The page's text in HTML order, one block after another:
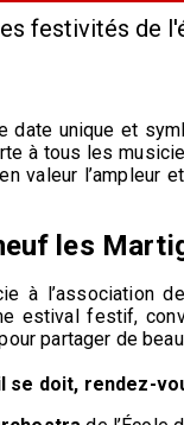
festivités de
unique et
à tous les
valeur l’ampleur
les
à l’association
estival festif,
partager de
se doit, rendez-